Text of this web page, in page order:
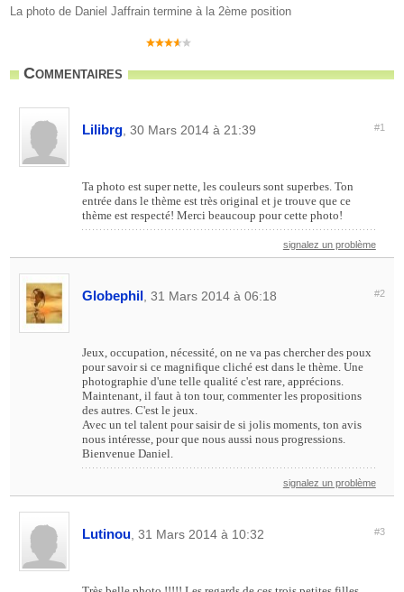
La photo de Daniel Jaffrain termine à la 2ème position
Commentaires
Lilibrg , 30 Mars 2014 à 21:39 #1
Ta photo est super nette, les couleurs sont superbes. Ton
entrée dans le thème est très original et je trouve que ce
thème est respecté! Merci beaucoup pour cette photo!
signalez un problème
Globephil , 31 Mars 2014 à 06:18 #2
Jeux, occupation, nécessité, on ne va pas chercher des poux
pour savoir si ce magnifique cliché est dans le thème. Une
photographie d'une telle qualité c'est rare, apprécions.
Maintenant, il faut à ton tour, commenter les propositions
des autres. C'est le jeux.
Avec un tel talent pour saisir de si jolis moments, ton avis
nous intéresse, pour que nous aussi nous progressions.
Bienvenue Daniel.
signalez un problème
Lutinou , 31 Mars 2014 à 10:32 #3